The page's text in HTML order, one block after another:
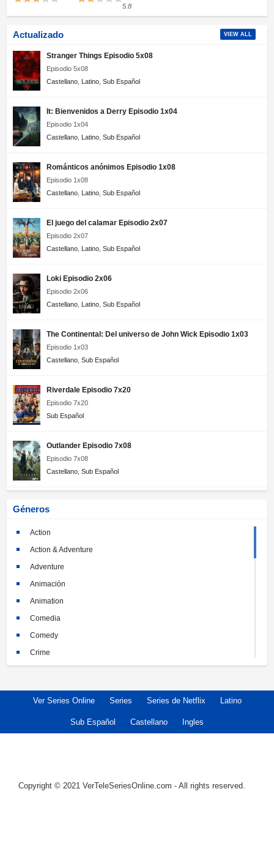
5.8
Actualizado VIEW ALL
Stranger Things Episodio 5x08
Episodio 5x08
Castellano Latino Sub Español
It: Bienvenidos a Derry Episodio 1x04
Episodio 1x04
Castellano Latino Sub Español
Románticos anónimos Episodio 1x08
Episodio 1x08
Castellano Latino Sub Español
El juego del calamar Episodio 2x07
Episodio 2x07
Castellano Latino Sub Español
Loki Episodio 2x06
Episodio 2x06
Castellano Latino Sub Español
The Continental: Del universo de John Wick Episodio 1x03
Episodio 1x03
Castellano Sub Español
Riverdale Episodio 7x20
Episodio 7x20
Sub Español
Outlander Episodio 7x08
Episodio 7x08
Castellano Sub Español
Géneros
Action
Action & Adventure
Adventure
Animación
Animation
Comedia
Comedy
Crime
Documentary
Historia
Ver Series Online Series Series de Netflix Latino
Sub Español Castellano Ingles
Copyright © 2021 VerTeleSeriesOnline.com - All rights reserved.